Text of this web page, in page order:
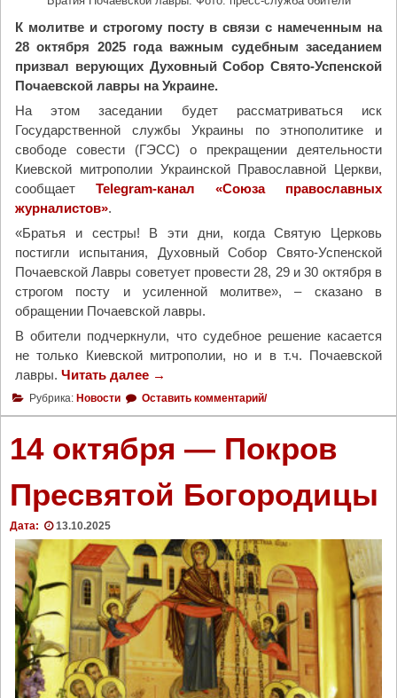
»
"
к
и
«
О
т
к
р
ы
т
ы
г
»
К молитве и строгому посту в связи с намеченным на
28 октября 2025 года важным судебным заседанием
призвал верующих Духовный Собор Свято-Успенской
Почаевской лавры на Украине.
На этом заседании будет рассматриваться иск
Государственной службы Украины по этнополитике и
свободе совести (ГЭСС) о прекращении деятельности
Киевской митрополии Украинской Православной Церкви,
сообщает Telegram-канал «Союза православных
журналистов».
«Братья и сестры! В эти дни, когда Святую Церковь
постигли испытания, Духовный Собор Свято-Успенской
Почаевской Лавры советует провести 28, 29 и 30 октября в
строгом посту и усиленной молитве», – сказано в
обращении Почаевской лавры.
В обители подчеркнули, что судебное решение касается
не только Киевской митрополии, но и в т.ч. Почаевской
лавры. Читать далее "
Д
у
о
н
С
б
о
о
ч
→
Рубрика: Новости Оставить комментарий/
14 октября — Покров
Пресвятой Богородицы
Дата: 13.10.2025